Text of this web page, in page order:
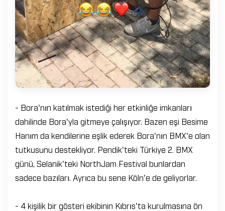
- Bora'nın katılmak istediği her etkinliğe imkanları
dahilinde Bora'yla gitmeye çalışıyor. Bazen eşi Besime
Hanım da kendilerine eşlik ederek Bora'nın BMX'e olan
tutkusunu destekliyor. Pendik'teki Türkiye 2. BMX
günü, Selanik'teki NorthJam Festival bunlardan
sadece bazıları. Ayrıca bu sene Köln'e de geliyorlar.
- 4 kişilik bir gösteri ekibinin Kıbrıs'ta kurulmasına ön